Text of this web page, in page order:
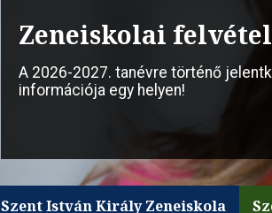
Zeneiskolai
A 2026-2027. tanévre történő
információja egy helyen!
Billentyűs és vonós
nap, „Tiéd a
Szent István Király Zeneiskola